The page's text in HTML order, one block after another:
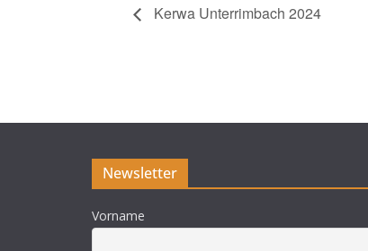
Kerwa Unterrimbach 2024
Newsletter
Vorname